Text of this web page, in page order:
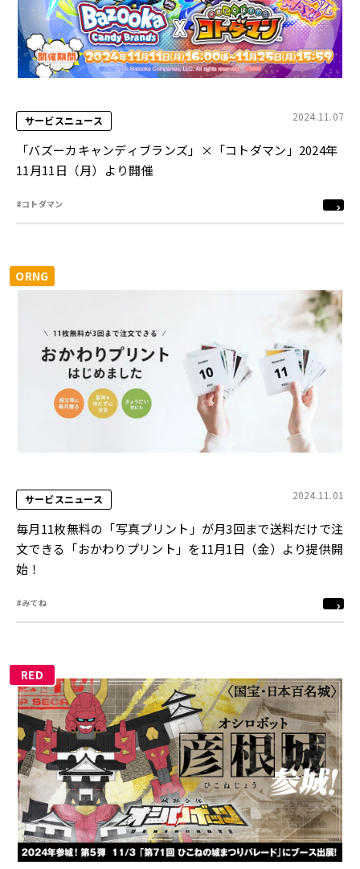
サービスニュース 2024.11.07
「バズーカキャンディブランズ」×「コトダマン」2024年
11月11日（月）より開催
#コトダマン
ORNG
サービスニュース 2024.11.01
毎月11枚無料の「写真プリント」が月3回まで送料だけで注
文できる「おかわりプリント」を11月1日（金）より提供開
始！
#みてね
RED